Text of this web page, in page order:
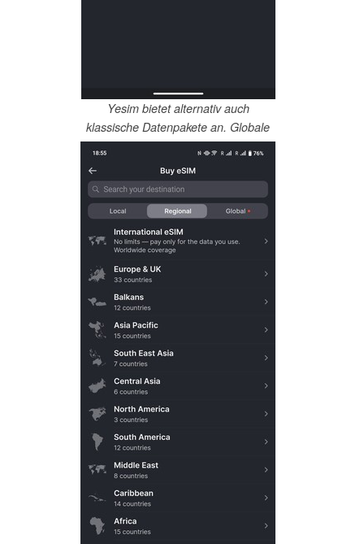
Yesim bietet alternativ auch
klassische Datenpakete an. Globale